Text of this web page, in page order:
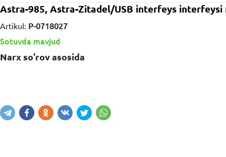
Astra-985, Astra-Zitadel/USB interfeys interfeysi
Artikul: P-0718027
Sotuvda mavjud
Narx so'rov asosida